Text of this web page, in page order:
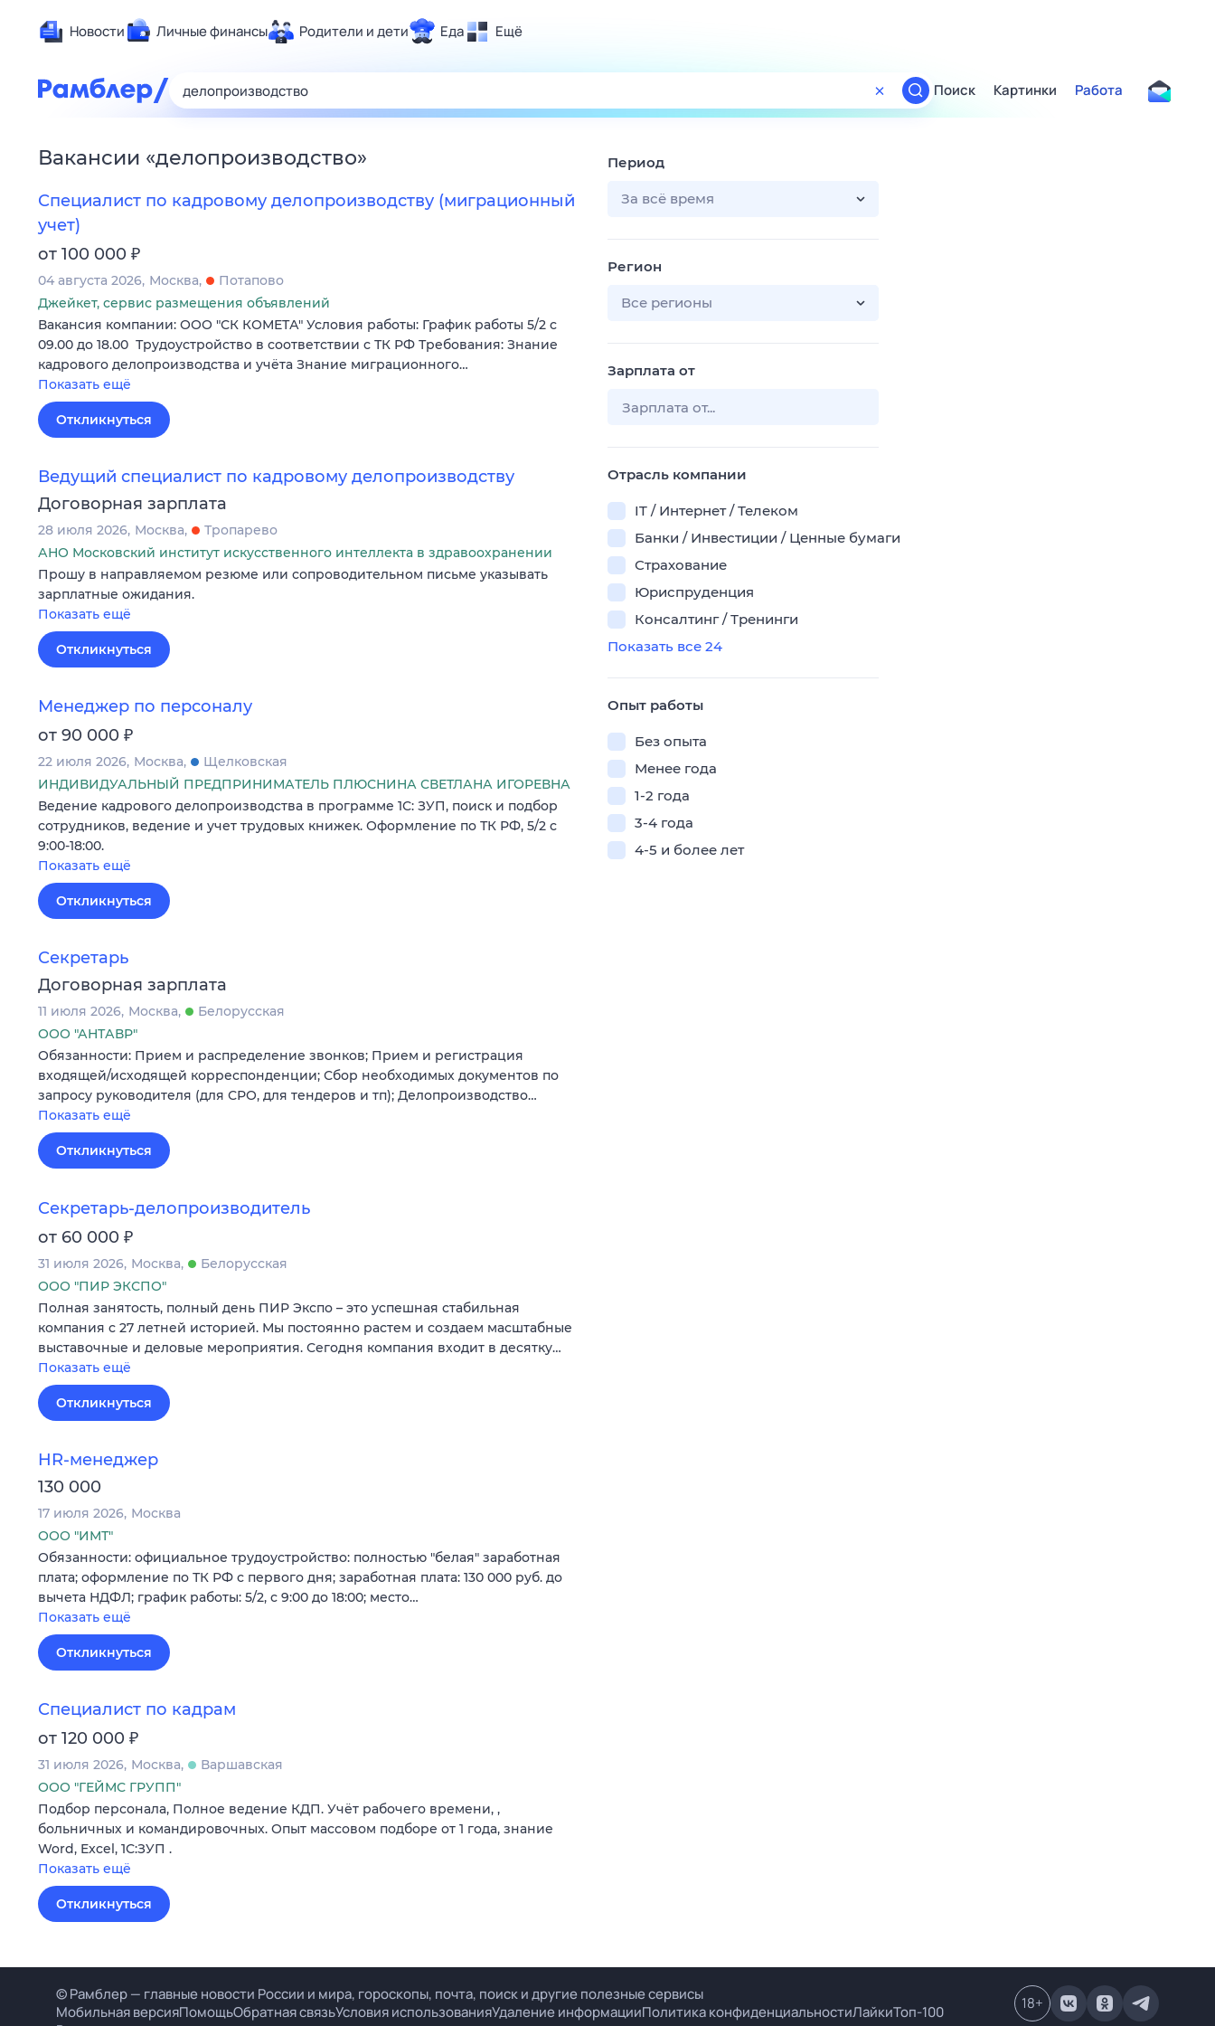
Новости Личные финансы Родители и дети Еда Ещё
Развлечения и отдых
Спорт
Карьера
Гороскопы
Поиск
ТВ-программа
Поиск Картинки Работа
Вакансии «делопроизводство»
Специалист по кадровому делопроизводству (миграционный
учет)
от 100 000 ₽
04 августа 2026 Москва
Потапово
Джейкет, сервис размещения объявлений
Вакансия компании: ООО "СК КОМЕТА" Условия работы: График работы 5/2 с
09.00 до 18.00 Трудоустройство в соответствии с ТК РФ Требования: Знание
кадрового делопроизводства и учёта Знание миграционного…
Показать ещё
Откликнуться
Ведущий специалист по кадровому делопроизводству
Договорная зарплата
28 июля 2026 Москва
Тропарево
АНО Московский институт искусственного интеллекта в здравоохранении
Прошу в направляемом резюме или сопроводительном письме указывать
зарплатные ожидания.
Показать ещё
Откликнуться
Менеджер по персоналу
от 90 000 ₽
22 июля 2026 Москва
Щелковская
ИНДИВИДУАЛЬНЫЙ ПРЕДПРИНИМАТЕЛЬ ПЛЮСНИНА СВЕТЛАНА ИГОРЕВНА
Ведение кадрового делопроизводства в программе 1С: ЗУП, поиск и подбор
сотрудников, ведение и учет трудовых книжек. Оформление по ТК РФ, 5/2 с
9:00-18:00.
Показать ещё
Откликнуться
Секретарь
Договорная зарплата
11 июля 2026 Москва
Белорусская
ООО "АНТАВР"
Обязанности: Прием и распределение звонков; Прием и регистрация
входящей/исходящей корреспонденции; Сбор необходимых документов по
запросу руководителя (для СРО, для тендеров и тп); Делопроизводство…
Показать ещё
Откликнуться
Секретарь-делопроизводитель
от 60 000 ₽
31 июля 2026 Москва
Белорусская
ООО "ПИР ЭКСПО"
Полная занятость, полный день ПИР Экспо – это успешная стабильная
компания с 27 летней историей. Мы постоянно растем и создаем масштабные
выставочные и деловые мероприятия. Сегодня компания входит в десятку…
Показать ещё
Откликнуться
HR-менеджер
130 000
17 июля 2026 Москва
ООО "ИМТ"
Обязанности: официальное трудоустройство: полностью "белая" заработная
плата; оформление по ТК РФ с первого дня; заработная плата: 130 000 руб. до
вычета НДФЛ; график работы: 5/2, с 9:00 до 18:00; место…
Показать ещё
Откликнуться
Специалист по кадрам
от 120 000 ₽
31 июля 2026 Москва
Варшавская
ООО "ГЕЙМС ГРУПП"
Подбор персонала, Полное ведение КДП. Учёт рабочего времени, ,
больничных и командировочных. Опыт массовом подборе от 1 года, знание
Word, Excel, 1С:ЗУП .
Показать ещё
Откликнуться
Период
За всё время
Регион
Все регионы
Зарплата от
Отрасль компании
IT / Интернет / Телеком
Банки / Инвестиции / Ценные бумаги
Страхование
Юриспруденция
Консалтинг / Тренинги
Показать все 24
Опыт работы
Без опыта
Менее года
1-2 года
3-4 года
4-5 и более лет
© Рамблер — главные новости России и мира, гороскопы, почта, поиск и другие полезные сервисы
Мобильная версияПомощьОбратная связьУсловия использованияУдаление информацииПолитика конфиденциальностиЛайкиТоп-100
18+